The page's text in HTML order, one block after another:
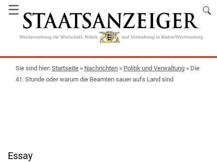
☰
Startseite » Nachrichten » Politik und Verwaltung » Die
41. Stunde oder warum die Beamten sauer aufs Land sind
Essay